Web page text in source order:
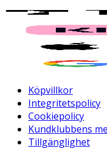
Köpvillkor
Integritetspolicy
Cookiepolicy
Kundklubbens
Tillgänglighet